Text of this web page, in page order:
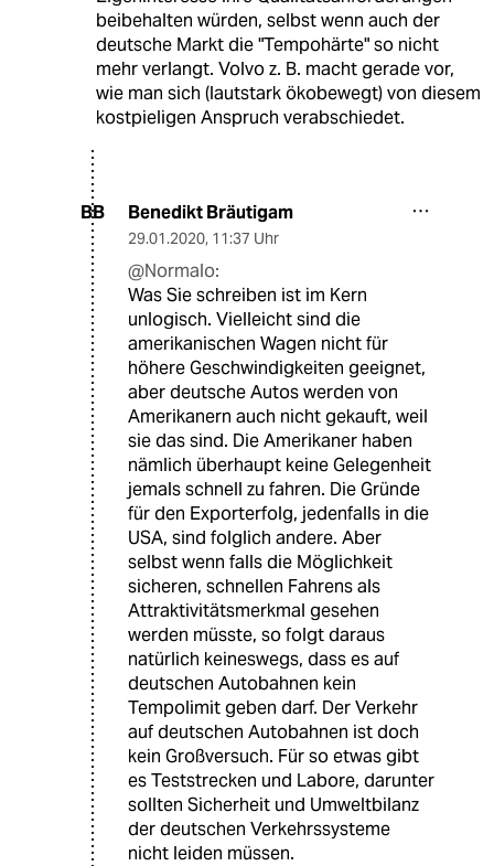
beibehalten würden, selbst wenn auch der
deutsche Markt die "Tempohärte" so nicht
mehr verlangt. Volvo z. B. macht gerade vor,
wie man sich (lautstark ökobewegt) von diesem
kostpieligen Anspruch verabschiedet.
BB Benedikt Bräutigam
29.01.2020, 11:37 Uhr
@Normalo:
Was Sie schreiben ist im Kern
unlogisch. Vielleicht sind die
amerikanischen Wagen nicht für
höhere Geschwindigkeiten geeignet,
aber deutsche Autos werden von
Amerikanern auch nicht gekauft, weil
sie das sind. Die Amerikaner haben
nämlich überhaupt keine Gelegenheit
jemals schnell zu fahren. Die Gründe
für den Exporterfolg, jedenfalls in die
USA, sind folglich andere. Aber
selbst wenn falls die Möglichkeit
sicheren, schnellen Fahrens als
Attraktivitätsmerkmal gesehen
werden müsste, so folgt daraus
natürlich keineswegs, dass es auf
deutschen Autobahnen kein
Tempolimit geben darf. Der Verkehr
auf deutschen Autobahnen ist doch
kein Großversuch. Für so etwas gibt
es Teststrecken und Labore, darunter
sollten Sicherheit und Umweltbilanz
der deutschen Verkehrssysteme
nicht leiden müssen.